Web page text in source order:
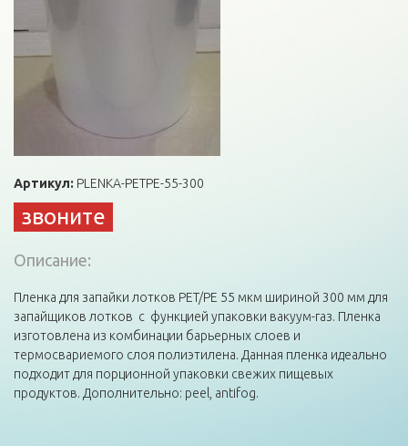
Артикул: PLENKA-PETPE-55-300
звоните
Описание:
Пленка для запайки лотков PET/PE 55 мкм шириной 300 мм для
запайщиков лотков c функцией упаковки вакуум-газ. Пленка
изготовлена из комбинации барьерных слоев и
термосвариемого слоя полиэтилена. Данная пленка идеально
подходит для порционной упаковки свежих пищевых
продуктов. Дополнительно: peel, antifog.